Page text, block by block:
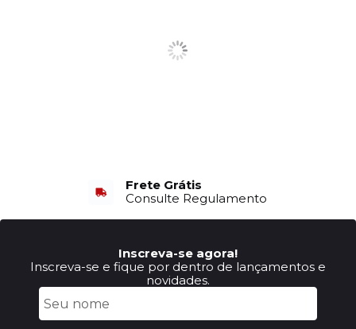
Frete Grátis
Consulte Regulamento
Inscreva-se agora!
Inscreva-se e fique por dentro de lançamentos e
novidades.